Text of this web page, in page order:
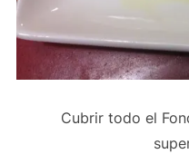
Cubrir todo el